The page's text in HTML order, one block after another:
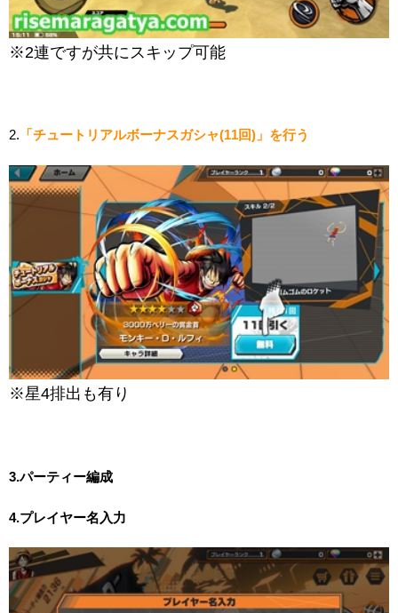
※2連ですが共にスキップ可能
2. 「チュートリアルボーナスガシャ(11回)」を行う
※星4排出も有り
3.パーティー編成
4.プレイヤー名入力